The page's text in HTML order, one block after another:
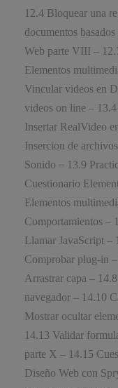
12.4 Bloquear una
documentos
Web parte VIII –
Elementos
Vincular videos en
videos on line –
Insertar RealVideo
Insercion de
Sonido – 13.9
Cuestionario
Elementos
Comportamientos –
Llamar JavaScript –
Comprobar plug-in
Arrastrar capa –
navegador – 14.10
Mostrar ocultar
14.13 Validar
parte X – 14.15
Diseño Web con